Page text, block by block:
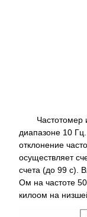
Частотомер
диапазоне 10
отклонение
осуществляет
счета (до 99 с).
Ом на частоте
килоом на